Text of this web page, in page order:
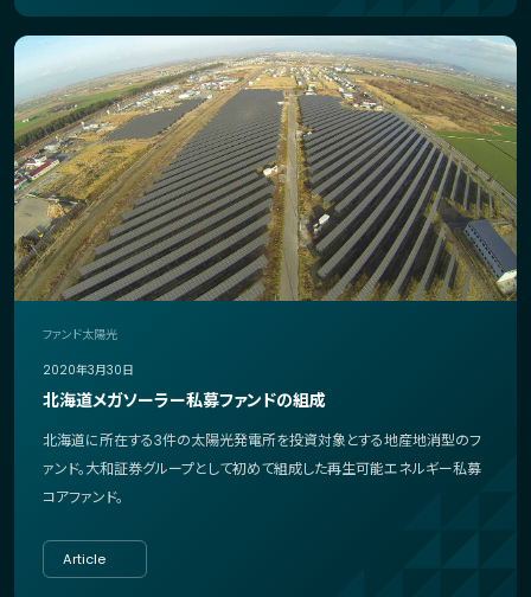
ファンド太陽光
2020年3月30日
北海道メガソーラー私募ファンドの組成
北海道に所在する3件の太陽光発電所を投資対象とする地産地消型のフ
ァンド。大和証券グループとして初めて組成した再生可能エネルギー私募
コアファンド。
Article